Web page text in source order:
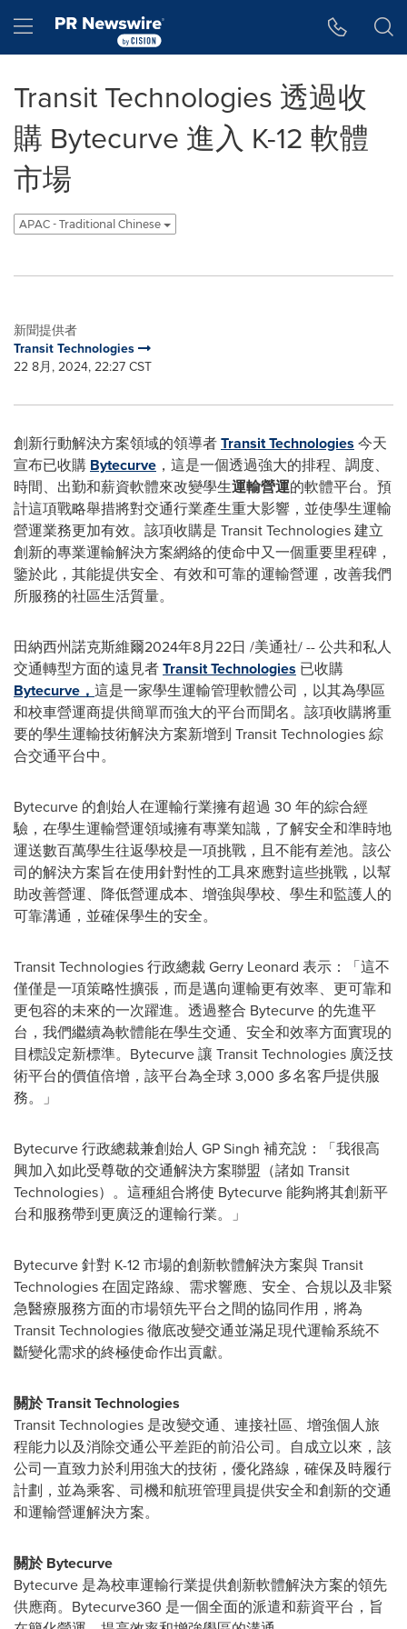
Hamburger menu
Transit Technologies 透過收
購 Bytecurve 進入 K-12 軟體
市場
APAC - Traditional Chinese
新聞提供者
Transit Technologies
22 8月, 2024, 22:27 CST
創新行動解決方案領域的領導者Transit Technologies 今天
宣布已收購 Bytecurve ，這是一個透過強大的排程、調度、
時間、出勤和薪資軟體來改變學生運輸營運的軟體平台。預
計這項戰略舉措將對交通行業產生重大影響，並使學生運輸
營運業務更加有效。該項收購是 Transit Technologies 建立
創新的專業運輸解決方案網絡的使命中又一個重要里程碑，
鑒於此，其能提供安全、有效和可靠的運輸營運，改善我們
所服務的社區生活質量。
田納西州諾克斯維爾2024年8月22日 /美通社/ -- 公共和私人
交通轉型方面的遠見者Transit Technologies 已收購
Bytecurve， 這是一家學生運輸管理軟體公司，以其為學區
和校車營運商提供簡單而強大的平台而聞名。該項收購將重
要的學生運輸技術解決方案新增到 Transit Technologies 綜
合交通平台中。
Bytecurve 的創始人在運輸行業擁有超過 30 年的綜合經
驗，在學生運輸營運領域擁有專業知識，了解安全和準時地
運送數百萬學生往返學校是一項挑戰，且不能有差池。該公
司的解決方案旨在使用針對性的工具來應對這些挑戰，以幫
助改善營運、降低營運成本、增強與學校、學生和監護人的
可靠溝通，並確保學生的安全。
Transit Technologies 行政總裁Gerry Leonard 表示：「這不
僅僅是一項策略性擴張，而是邁向運輸更有效率、更可靠和
更包容的未來的一次躍進。透過整合 Bytecurve 的先進平
台，我們繼續為軟體能在學生交通、安全和效率方面實現的
目標設定新標準。Bytecurve 讓 Transit Technologies 廣泛技
術平台的價值倍增，該平台為全球 3,000 多名客戶提供服
務。」
Bytecurve 行政總裁兼創始人 GP Singh 補充說：「我很高
興加入如此受尊敬的交通解決方案聯盟（諸如 Transit
Technologies）。這種組合將使 Bytecurve 能夠將其創新平
台和服務帶到更廣泛的運輸行業。」
Bytecurve 針對 K-12 市場的創新軟體解決方案與 Transit
Technologies 在固定路線、需求響應、安全、合規以及非緊
急醫療服務方面的市場領先平台之間的協同作用，將為
Transit Technologies 徹底改變交通並滿足現代運輸系統不
斷變化需求的終極使命作出貢獻。
關於 Transit Technologies
Transit Technologies 是改變交通、連接社區、增強個人旅
程能力以及消除交通公平差距的前沿公司。自成立以來，該
公司一直致力於利用強大的技術，優化路線，確保及時履行
計劃，並為乘客、司機和航班管理員提供安全和創新的交通
和運輸營運解決方案。
關於 Bytecurve
Bytecurve 是為校車運輸行業提供創新軟體解決方案的領先
供應商。Bytecurve360 是一個全面的派遣和薪資平台，旨